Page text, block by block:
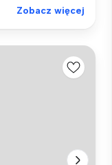
Zobacz więcej